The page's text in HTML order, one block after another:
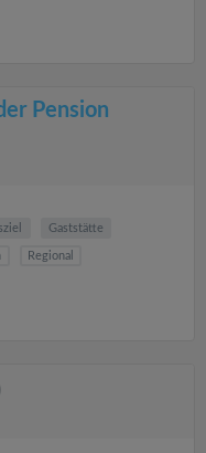
Pension
Gaststätte
Regional